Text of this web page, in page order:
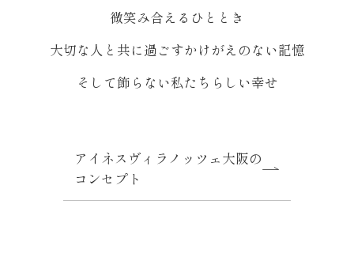
微笑み合えるひととき
大切な人と共に過ごすかけがえのない記憶
そして飾らない私たちらしい幸せ
アイネスヴィラノッツェ大阪の
コンセプト